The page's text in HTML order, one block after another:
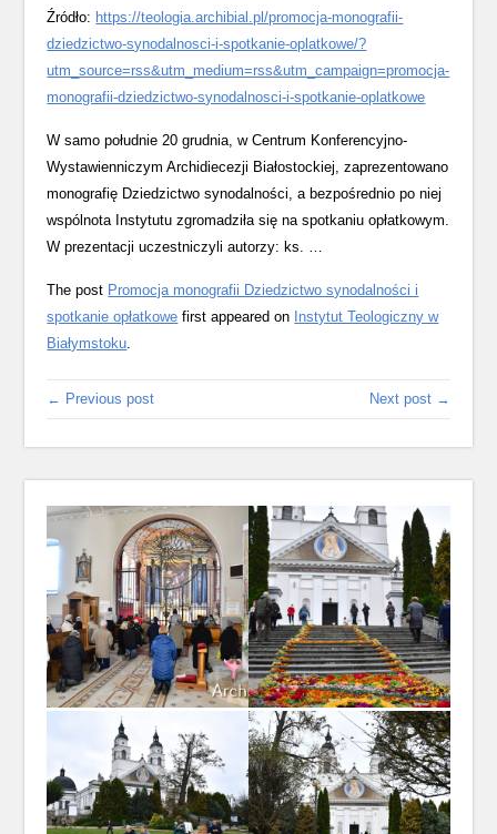
Źródło: https://teologia.archibial.pl/promocja-monografii-
dziedzictwo-synodalnosci-i-spotkanie-oplatkowe/?
utm_source=rss&utm_medium=rss&utm_campaign=promocja-
monografii-dziedzictwo-synodalnosci-i-spotkanie-oplatkowe
W samo południe 20 grudnia, w Centrum Konferencyjno-
Wystawienniczym Archidiecezji Białostockiej, zaprezentowano
monografię Dziedzictwo synodalności, a bezpośrednio po niej
wspólnota Instytutu zgromadziła się na spotkaniu opłatkowym.
W prezentacji uczestniczyli autorzy: ks. …
The post Promocja monografii Dziedzictwo synodalności i
spotkanie opłatkowe first appeared on Instytut Teologiczny w
Białymstoku.
← Previous post Next post →